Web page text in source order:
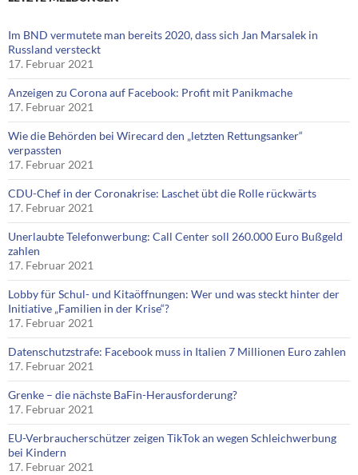
Im BND vermutete man bereits 2020, dass sich Jan Marsalek in
Russland versteckt
17. Februar 2021
Anzeigen zu Corona auf Facebook: Profit mit Panikmache
17. Februar 2021
Wie die Behörden bei Wirecard den „letzten Rettungsanker“
verpassten
17. Februar 2021
CDU-Chef in der Coronakrise: Laschet übt die Rolle rückwärts
17. Februar 2021
Unerlaubte Telefonwerbung: Call Center soll 260.000 Euro Bußgeld
zahlen
17. Februar 2021
Lobby für Schul- und Kitaöffnungen: Wer und was steckt hinter der
Initiative „Familien in der Krise“?
17. Februar 2021
Datenschutzstrafe: Facebook muss in Italien 7 Millionen Euro zahlen
17. Februar 2021
Grenke – die nächste BaFin-Herausforderung?
17. Februar 2021
EU-Verbraucherschützer zeigen TikTok an wegen Schleichwerbung
bei Kindern
17. Februar 2021